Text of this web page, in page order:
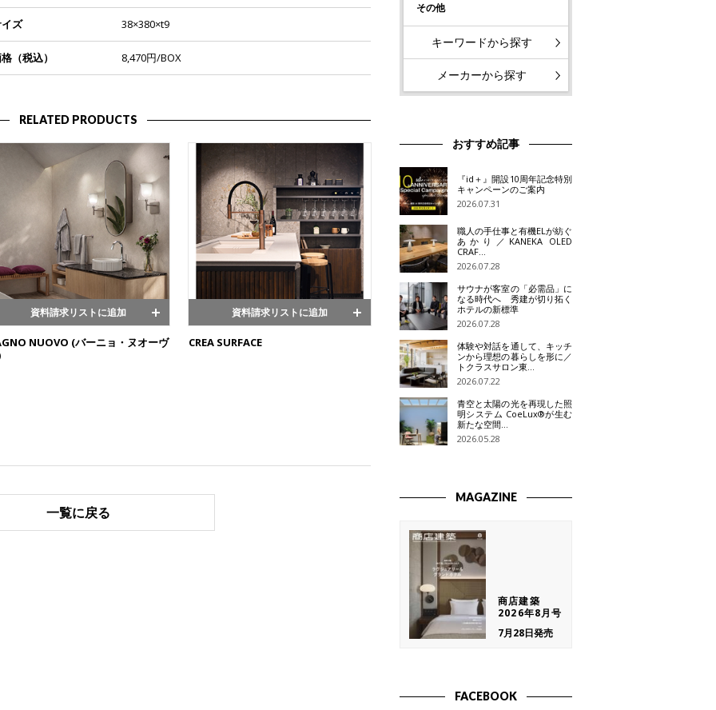
ズ 38×380×t9
（税込） 8,470円/BOX
RELATED PRODUCTS
資料請求リストに追加
NUOVO (バーニョ・ヌオーヴ
資料請求リストに追加
CREA SURFACE
一覧に戻る
その他
キーワードから探す
メーカーから探す
おすすめ記事
『id＋』開設10周年記念特別
キャンペーンのご案内
2026.07.31
職人の手仕事と有機ELが紡ぐ
あかり／KANEKA OLED
CRAF…
2026.07.28
サウナが客室の「必需品」に
なる時代へ 秀建が切り拓く
ホテルの新標準
2026.07.28
体験や対話を通して、キッチ
ンから理想の暮らしを形に／
トクラスサロン東…
2026.07.22
青空と太陽の光を再現した照
明システム CoeLux®が生む
新たな空間…
2026.05.28
MAGAZINE
商店建築
2026年8月号
7月28日発売
FACEBOOK